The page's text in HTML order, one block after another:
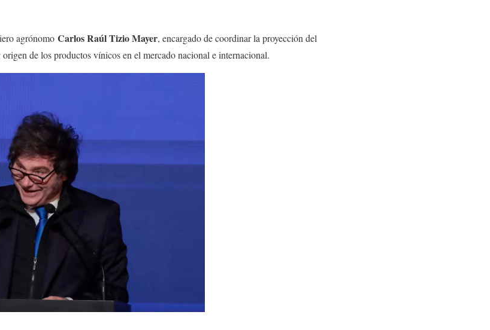
agrónomo Carlos Raúl Tizio Mayer, encargado de coordinar la proyección del
de los productos vínicos en el mercado nacional e internacional.